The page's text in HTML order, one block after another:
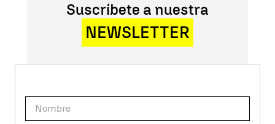
Suscríbete a nuestra
NEWSLETTER